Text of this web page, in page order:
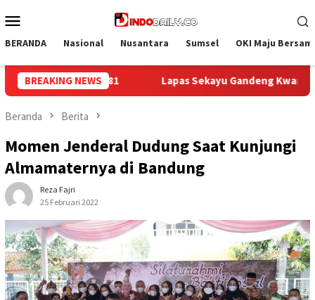
ke
Mobile
BERANDA Nasional Nusantara Sumsel OKI Maju
BREAKING NEWS
Kwarcab Muba Berikan Materi Dasar Kepramukaan ke
Beranda Berita
Momen Jenderal Dudung Saat Kunjungi
Almamaternya di Bandung
Reza Fajri
25 Februari 2022